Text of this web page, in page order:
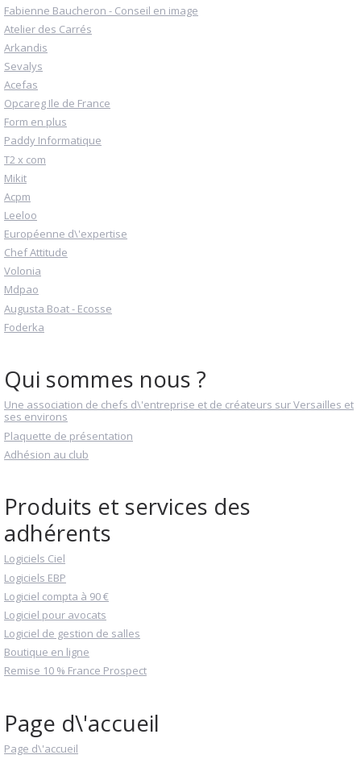
Fabienne Baucheron - Conseil en image
Atelier des Carrés
Arkandis
Sevalys
Acefas
Opcareg Ile de France
Form en plus
Paddy Informatique
T2 x com
Mikit
Acpm
Leeloo
Européenne d\'expertise
Chef Attitude
Volonia
Mdpao
Augusta Boat - Ecosse
Foderka
Qui sommes nous ?
Une association de chefs d\'entreprise et de créateurs sur Versailles et
ses environs
Plaquette de présentation
Adhésion au club
Produits et services des
adhérents
Logiciels Ciel
Logiciels EBP
Logiciel compta à 90 €
Logiciel pour avocats
Logiciel de gestion de salles
Boutique en ligne
Remise 10 % France Prospect
Page d\'accueil
Page d\'accueil